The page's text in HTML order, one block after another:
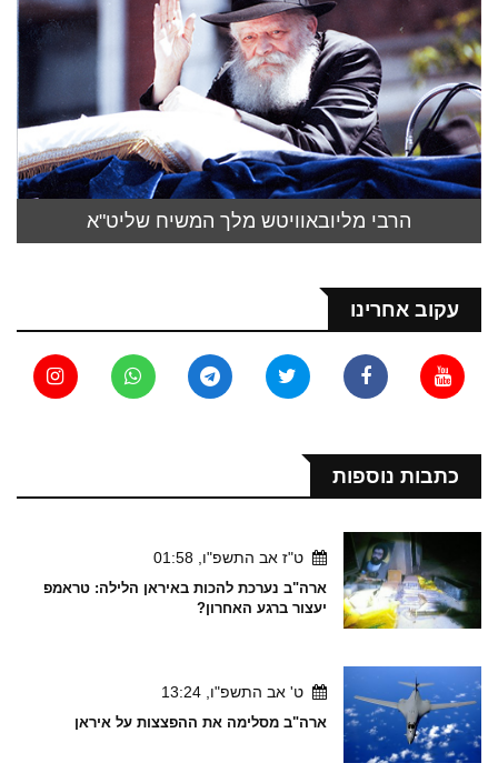
הרבי מליובאוויטש מלך המשיח שליט"א
עקוב אחרינו
כתבות נוספות
ט"ז אב התשפ"ו, 01:58
ארה"ב נערכת להכות באיראן הלילה: טראמפ
יעצור ברגע האחרון?
ט' אב התשפ"ו, 13:24
ארה"ב מסלימה את ההפצצות על איראן